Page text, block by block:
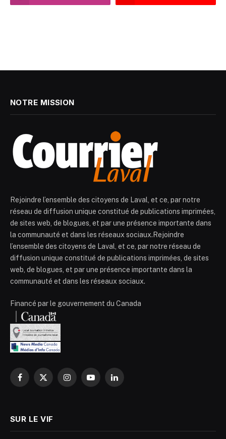
NOTRE MISSION
Rejoindre l’ensemble des citoyens de Laval, et ce, par notre
réseau de diffusion unique constitué de publications imprimées,
de sites web, de blogues, et par une présence importante dans
la communauté et dans les réseaux sociaux.Rejoindre
l’ensemble des citoyens de Laval, et ce, par notre réseau de
diffusion unique constitué de publications imprimées, de sites
web, de blogues, et par une présence importante dans la
communauté et dans les réseaux sociaux.
Financé par le gouvernement du Canada
Facebook
X
InstagramYouTubeLinkedIn
SUR LE VIF